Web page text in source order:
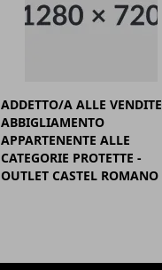
ADDETTO/A ALLE VENDITE
ABBIGLIAMENTO
APPARTENENTE ALLE
CATEGORIE PROTETTE -
OUTLET CASTEL ROMANO